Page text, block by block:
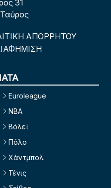
31
ΑΠΟΡΡΗΤΟΥ
Euroleague
NBA
Βόλεϊ
Πόλο
Χάντμπολ
Τένις